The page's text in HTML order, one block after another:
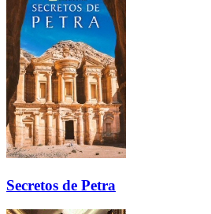
Secretos de Petra